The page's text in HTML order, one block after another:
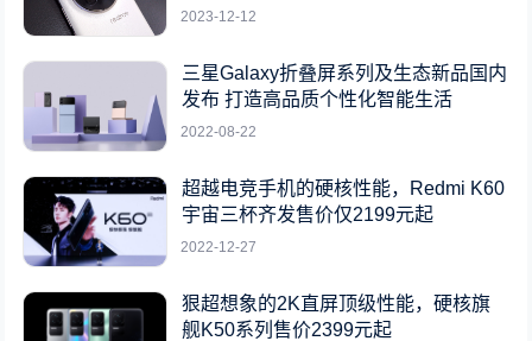
2023-12-12
三星Galaxy折叠屏系列及生态新品国内
发布 打造高品质个性化智能生活
2022-08-22
超越电竞手机的硬核性能，Redmi K60
宇宙三杯齐发售价仅2199元起
2022-12-27
狠超想象的2K直屏顶级性能，硬核旗
舰K50系列售价2399元起